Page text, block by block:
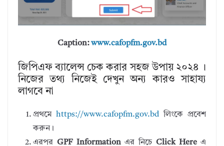
Caption:www.cafopfm.gov.bd
জিপিএফ ব্যালেন্স চেক করার সহজ উপায় ২০২৪ ।
নিজের তথ্য নিজেই দেখুন অন্য কারও সাহায্য
লাগবে না
প্রথমেhttps://www.cafopfm.gov.bd লিংকে প্রবেশ
করুন।
এরপর GPF Information এর নিচে Click Here এ